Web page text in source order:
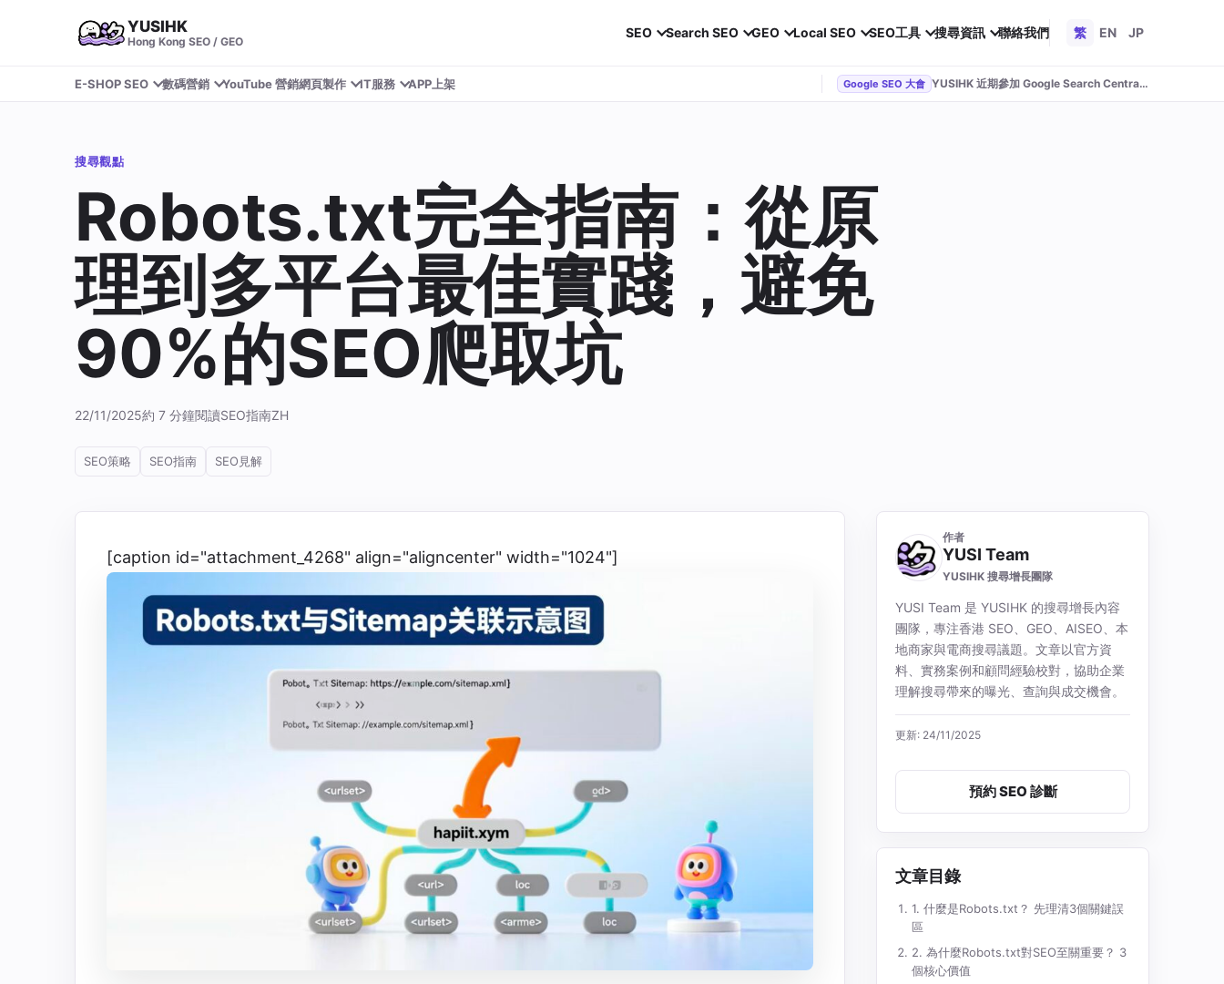
YUSIHK
Hong Kong SEO / GEO
SEO Search SEO GEO Local SEO SEO工具 搜尋資訊 聯絡我們 繁 EN JP
E-SHOP SEO 數碼營銷 YouTube 營銷網頁製作 IT服務 APP上架 Google SEO 大會 YUSIHK 近期參加 Google Search Central Live
搜尋觀點
Robots.txt完全指南：從原
理到多平台最佳實踐，避免
90%的SEO爬取坑
22/11/2025約 7 分鐘閱讀SEO指南ZH
SEO策略 SEO指南 SEO見解
[caption id="attachment_4268" align="aligncenter" width="1024"]
作者
YUSI Team
YUSIHK 搜尋增長團隊
YUSI Team 是 YUSIHK 的搜尋增長內容
團隊，專注香港 SEO、GEO、AISEO、本
地商家與電商搜尋議題。文章以官方資
料、實務案例和顧問經驗校對，協助企業
理解搜尋帶來的曝光、查詢與成交機會。
更新: 24/11/2025
預約 SEO 診斷
文章目錄
1. 什麼是Robots.txt？ 先理清3個關鍵誤
區
2. 為什麼Robots.txt對SEO至關重要？ 3
個核心價值